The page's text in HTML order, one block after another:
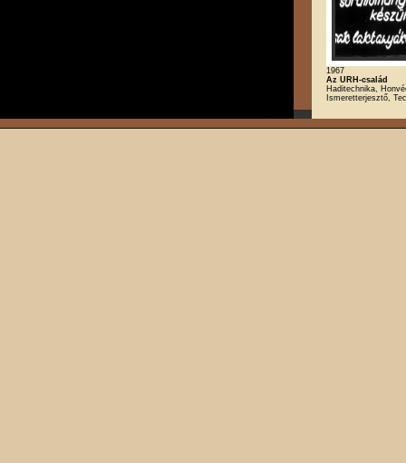
1967
Az URH-család
Haditechnika,
Ismeretterjesztő,